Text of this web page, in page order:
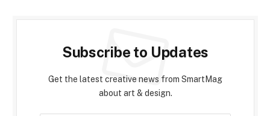
Subscribe to Updates
Get the latest creative news from SmartMag
about art & design.